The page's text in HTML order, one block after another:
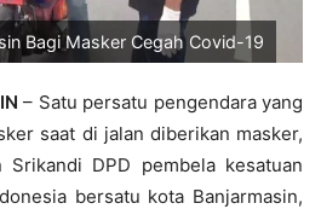
Bagi Masker Cegah Covid-19
– Satu persatu pengendara yang
saat di jalan diberikan masker,
DPD pembela kesatuan
bersatu kota Banjarmasin,